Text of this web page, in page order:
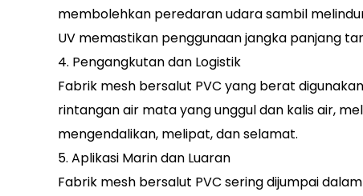
membolehkan peredaran udara sambil
UV memastikan penggunaan jangka panjang
4. Pengangkutan dan Logistik
Fabrik mesh bersalut PVC yang berat
rintangan air mata yang unggul dan kalis air,
mengendalikan, melipat, dan selamat.
5. Aplikasi Marin dan Luaran
Fabrik mesh bersalut PVC sering dijumpai